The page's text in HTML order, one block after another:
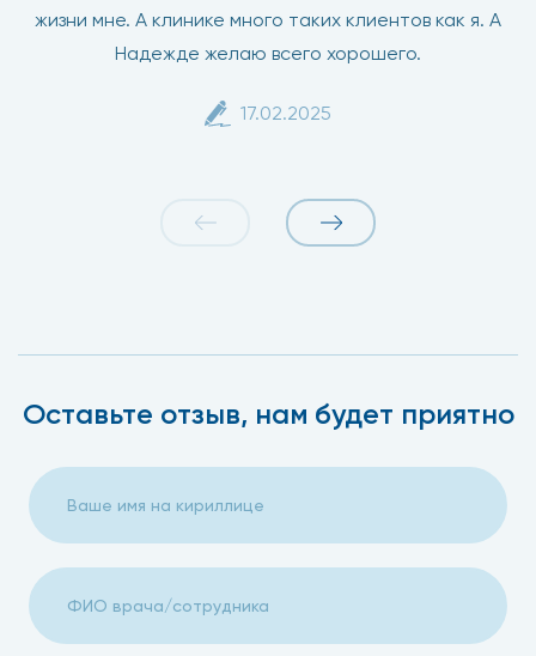
жизни мне. А клинике много таких клиентов как я. А
Надежде желаю всего хорошего.
17.02.2025
Оставьте отзыв, нам будет приятно